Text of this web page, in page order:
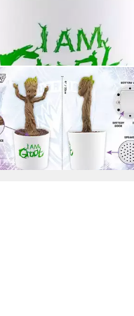
Figur Dancing Groot -
Groot Figur
€ UVP29,99 €
bei dir